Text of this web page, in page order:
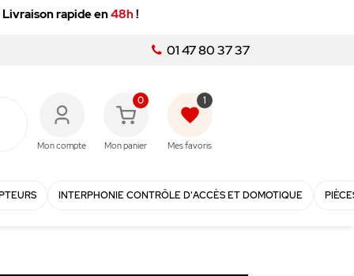
01 47 80 37 37
Mon compte
0
Mon panier
favorite
1
Mes favoris
INTERPHONIE CONTRÔLE D'ACCÈS ET DOMOTIQUE